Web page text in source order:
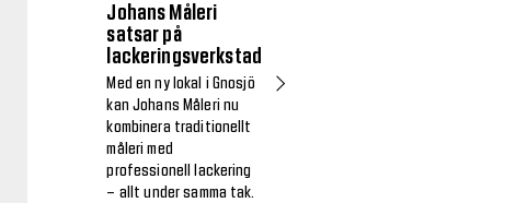
Johans Måleri
satsar på
lackeringsverkstad
Med en ny lokal i Gnosjö
kan Johans Måleri nu
kombinera traditionellt
måleri med
professionell lackering
– allt under samma tak.